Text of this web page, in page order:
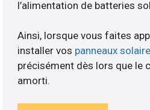
l’alimentation de batteries
Ainsi, lorsque vous faites
installer vos panneaux
précisément dès lors que le
amorti.